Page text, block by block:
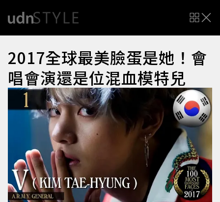
2017全球最美臉蛋是她！會
唱會演還是位混血模特兒